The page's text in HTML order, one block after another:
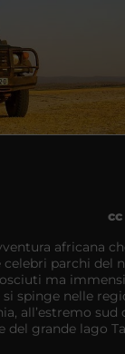
africana
parchi del
ma
spinge nelle
all’estremo sud
del grande lago